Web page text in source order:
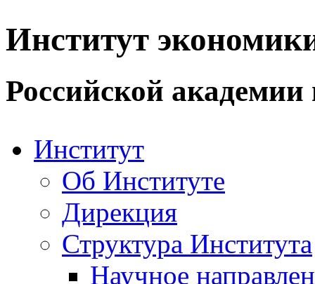
Институт
Российской академии
Институт
Об Институте
Дирекция
Структура Института
Научное